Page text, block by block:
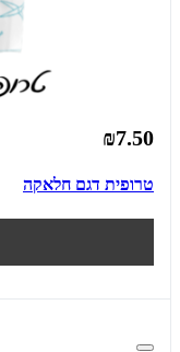
₪7.50
טרופית דגם חלאקה